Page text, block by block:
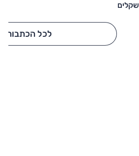
שקלים
לכל הכתבות